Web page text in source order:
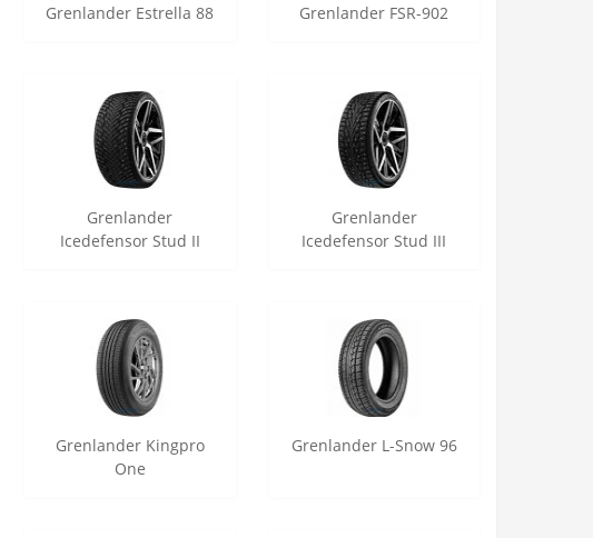
Grenlander Estrella 88 Grenlander FSR-902
Grenlander
Icedefensor Stud II
Grenlander
Icedefensor Stud III
Grenlander Kingpro
One
Grenlander L-Snow 96